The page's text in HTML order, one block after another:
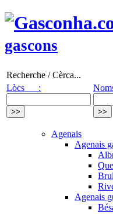
gascons
Recherche / Cèrca...
Lòcs :
Agenais
Agenais
Agenais